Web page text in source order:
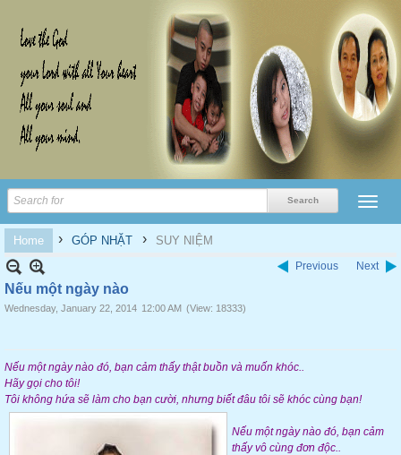
Home › GÓP NHẶT › SUY NIỆM
Previous Next
Nếu một ngày nào
Wednesday, January 22, 2014 12:00 AM (View: 18333)
Nếu một ngày nào đó, bạn cảm thấy thật buồn và muốn khóc..
Hãy gọi cho tôi!
Tôi không hứa sẽ làm cho bạn cười, nhưng biết đâu tôi sẽ khóc cùng bạn!
Nếu một ngày nào đó, bạn cảm
thấy vô cùng đơn độc..